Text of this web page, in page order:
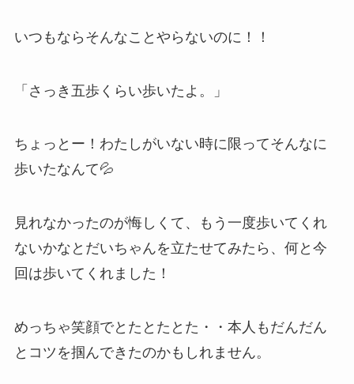
いつもならそんなことやらないのに！！
「さっき五歩くらい歩いたよ。」
ちょっとー！わたしがいない時に限ってそんなに
歩いたなんて💦
見れなかったのが悔しくて、もう一度歩いてくれ
ないかなとだいちゃんを立たせてみたら、何と今
回は歩いてくれました！
めっちゃ笑顔でとたとたとた・・本人もだんだん
とコツを掴んできたのかもしれません。